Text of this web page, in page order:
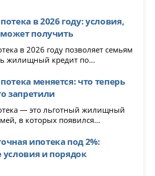
в 2026 году: условия,
может получить
в 2026 году позволяет семьям
жилищный кредит по...
меняется: что теперь
запретили
— это льготный жилищный
в которых появился...
ипотека под 2%:
условия и порядок